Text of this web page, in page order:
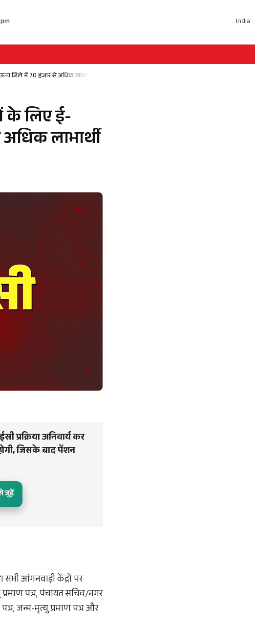
India
में 70 हजार से अधिक लाभार्थी प्रभावित
के लिए ई-
लाभार्थी
प्रक्रिया अनिवार्य कर
जिसके बाद पेंशन
जुड़ें
आंगनवाड़ी केंद्रों पर
पत्र, पंचायत सचिव/नगर
पत्र, जन्म-मृत्यु प्रमाण पत्र और